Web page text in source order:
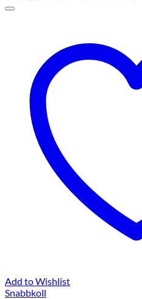
Add to Wishlist
Snabbkoll